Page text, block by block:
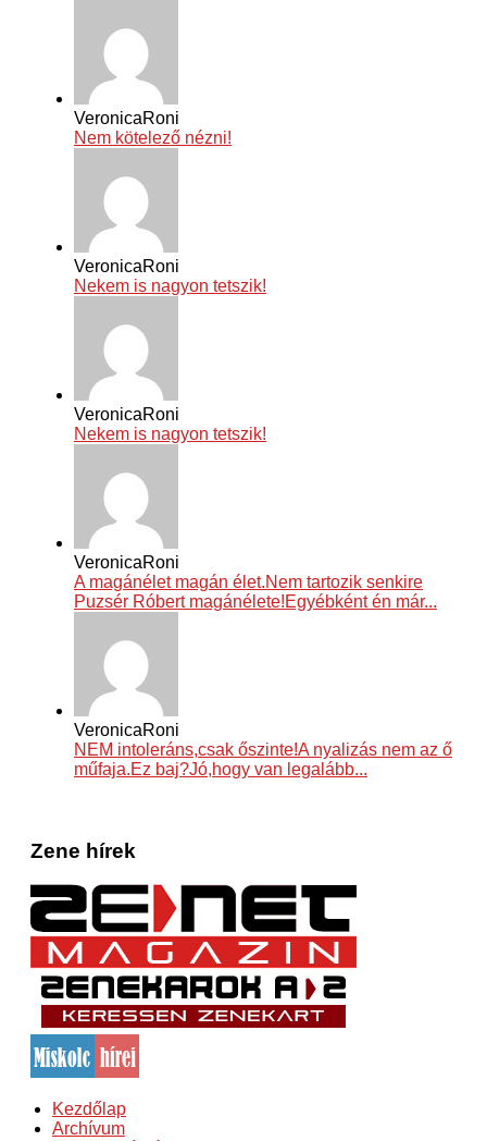
VeronicaRoni
Nem kötelező nézni!
VeronicaRoni
Nekem is nagyon tetszik!
VeronicaRoni
Nekem is nagyon tetszik!
VeronicaRoni
A magánélet magán élet.Nem tartozik senkire
Puzsér Róbert magánélete!Egyébként én már...
VeronicaRoni
NEM intoleráns,csak őszinte!A nyalizás nem az ő
műfaja.Ez baj?Jó,hogy van legalább...
Zene hírek
Kezdőlap
Archívum